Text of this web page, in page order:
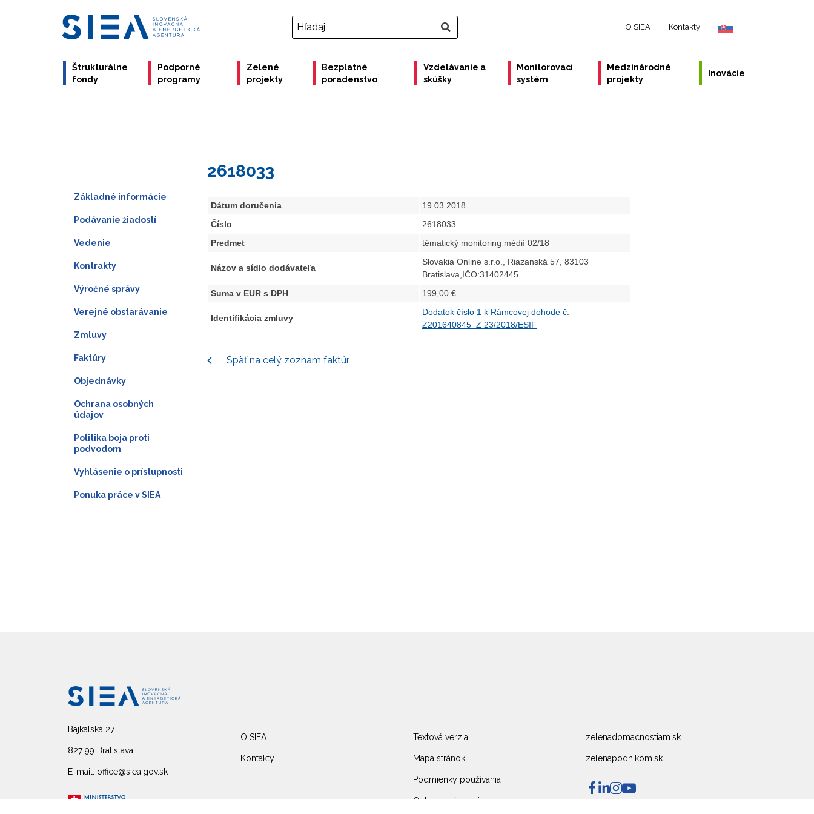
O SIEA Kontakty
Štrukturálne
fondy
Podporné
programy
Zelené
projekty
Bezplatné
poradenstvo
Vzdelávanie a
skúšky
Monitorovací
systém
Medzinárodné
projekty
Inovácie
2618033
Dátum doručenia
19.03.2018
Číslo
2618033
Predmet
tématický monitoring médií 02/18
Názov a sídlo dodávateľa
Slovakia Online s.r.o., Riazanská 57, 83103
Bratislava,IČO:31402445
Suma v EUR s DPH
199,00 €
Identifikácia zmluvy
Dodatok číslo 1 k Rámcovej dohode č.
Z201640845_Z 23/2018/ESIF
Späť na celý zoznam faktúr
Základné informácie
Podávanie žiadostí
Vedenie
Kontrakty
Výročné správy
Verejné obstarávanie
Zmluvy
Faktúry
Objednávky
Ochrana osobných
údajov
Politika boja proti
podvodom
Vyhlásenie o prístupnosti
Ponuka práce v SIEA
Bajkalská 27
827 99 Bratislava
E-mail: office@siea.gov.sk
O SIEA
Kontakty
Textová verzia
Mapa stránok
Podmienky používania
Ochrana súkromia
zelenadomacnostiam.sk
zelenapodnikom.sk